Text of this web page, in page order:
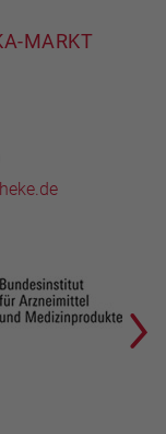
MARKT